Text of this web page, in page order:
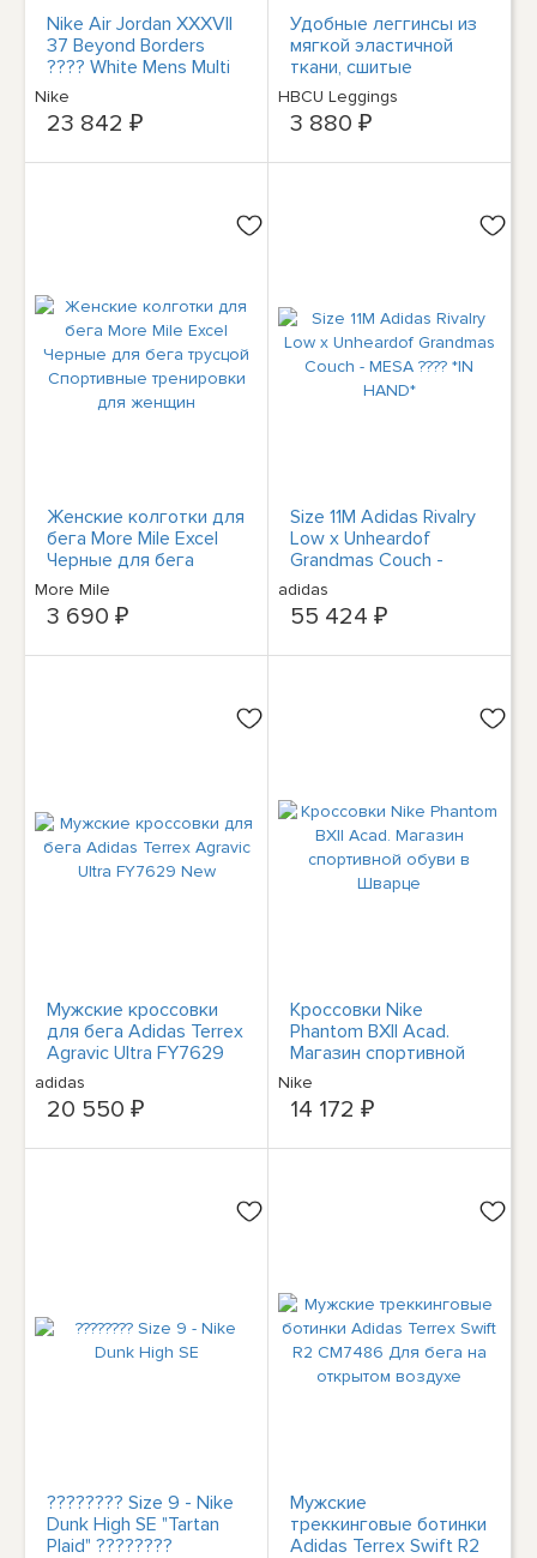
Nike Air Jordan XXXVII
37 Beyond Borders
???? White Mens Multi
Sizes DD6958-060
Nike
23 842 ₽
Удобные леггинсы из
мягкой эластичной
ткани, сшитые
выпускницей HBCU
HBCU Leggings
3 880 ₽
Женские колготки для
бега More Mile Excel
Черные для бега
трусцой Спортивные
тренировки для
женщин
More Mile
3 690 ₽
Size 11M Adidas Rivalry
Low x Unheardof
Grandmas Couch -
MESA ???? *IN HAND*
adidas
55 424 ₽
Мужские кроссовки
для бега Adidas Terrex
Agravic Ultra FY7629
New
adidas
20 550 ₽
Кроссовки Nike
Phantom BXll Acad.
Магазин спортивной
обуви в Шварце
Nike
14 172 ₽
???????? Size 9 - Nike
Dunk High SE "Tartan
Plaid" ????????
Мужские
треккинговые ботинки
Adidas Terrex Swift R2